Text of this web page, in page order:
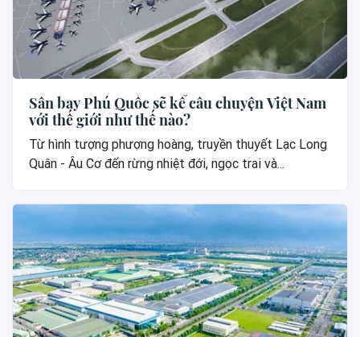
Sân bay Phú Quốc sẽ kể câu chuyện Việt Nam
với thế giới như thế nào?
Từ hình tượng phượng hoàng, truyền thuyết Lạc Long
Quân - Âu Cơ đến rừng nhiệt đới, ngọc trai và...